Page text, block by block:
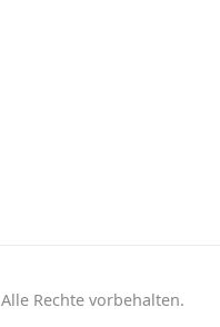
Rechte vorbehalten.